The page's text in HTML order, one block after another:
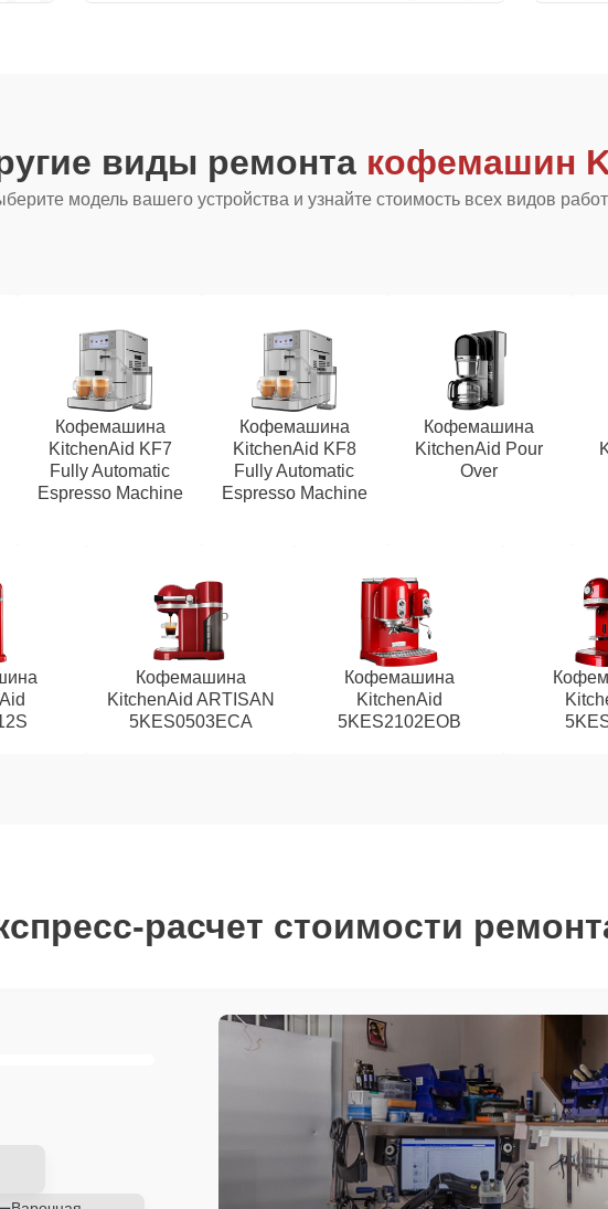
виды ремонта кофемашин
модель вашего устройства и узнайте стоимость всех видов работ
Кофемашина
KitchenAid KF7
Fully Automatic
Espresso Machine
Кофемашина
KitchenAid KF8
Fully Automatic
Espresso Machine
Кофемашина
KitchenAid Pour
Over
Кофемашина
KitchenAid ARTISAN
5KES0503ECA
Кофемашина
KitchenAid
5KES2102EOB
расчет стоимости